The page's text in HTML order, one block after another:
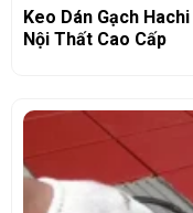
Keo Dán Gạch
Nội Thất Cao Cấp